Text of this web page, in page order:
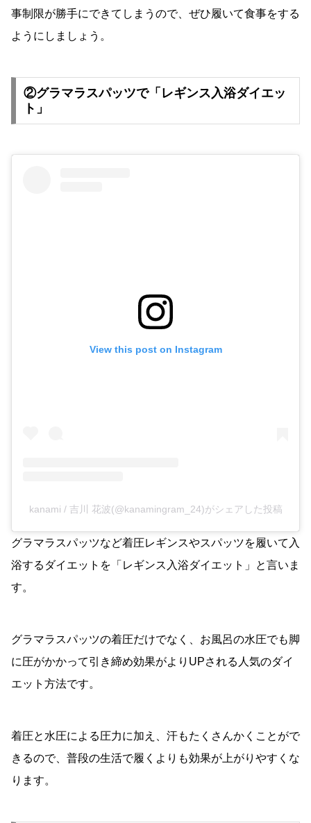
事制限が勝手にできてしまうので、ぜひ履いて食事をする
ようにしましょう。
②グラマラスパッツで「レギンス入浴ダイエッ
ト」
View this post on Instagram
kanami / 吉川 花波(@kanamingram_24)がシェアした投稿
グラマラスパッツなど着圧レギンスやスパッツを履いて入
浴するダイエットを「レギンス入浴ダイエット」と言いま
す。
グラマラスパッツの着圧だけでなく、お風呂の水圧でも脚
に圧がかかって引き締め効果がよりUPされる人気のダイ
エット方法です。
着圧と水圧による圧力に加え、汗もたくさんかくことがで
きるので、普段の生活で履くよりも効果が上がりやすくな
ります。